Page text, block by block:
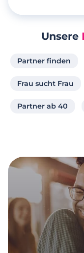
Unsere
Partner finden
Frau sucht Frau
Partner ab 40